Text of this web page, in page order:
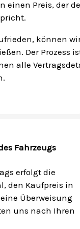
einen Preis, der
können
Der Prozess
alle
Fahrzeugs
erfolgt die
den Kaufpreis in
Überweisung
uns nach Ihren